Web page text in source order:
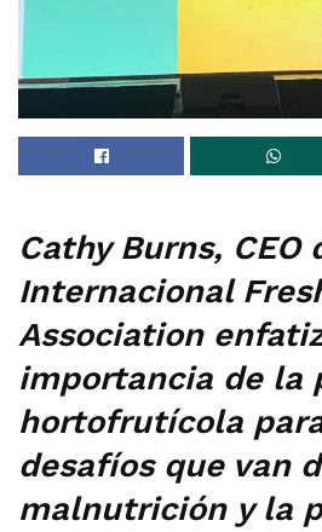
Cathy Burns, CEO
Internacional
Association
importancia de la
hortofrutícola
desafíos que van
malnutrición y la